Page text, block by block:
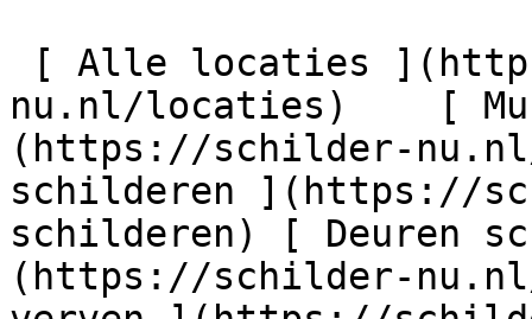
nu.nl/locaties)    [
(https://schilder-
schilderen ](https://
schilderen) [ Deuren
(https://schilder-